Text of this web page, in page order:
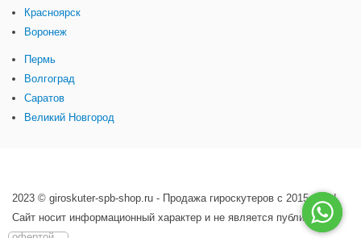
Красноярск
Воронеж
Пермь
Волгоград
Саратов
Великий Новгород
2023 © giroskuter-spb-shop.ru - Продажа гироскутеров с 2015 года!
Сайт носит информационный характер и не является публичной